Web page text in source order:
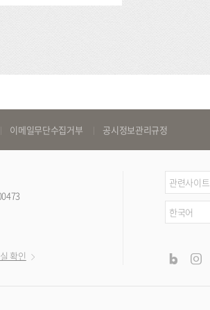
이메일무단수집거부 공시정보관리규정
관
련
사
트
관련사이트
언
한국어
공
식
blog
확인